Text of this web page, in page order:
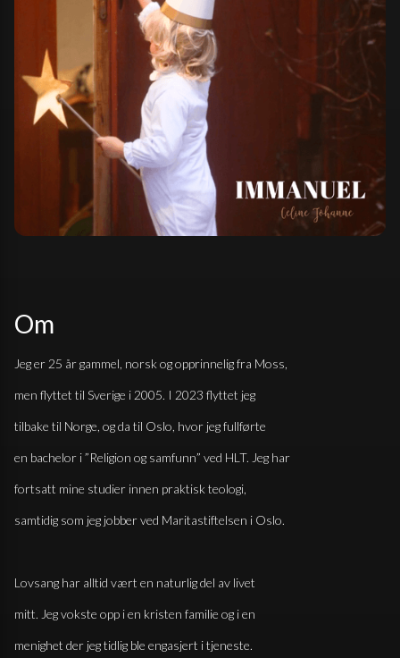
Om
Jeg er 25 år gammel, norsk og opprinnelig fra Moss,
men flyttet til Sverige i 2005. I 2023 flyttet jeg
tilbake til Norge, og da til Oslo, hvor jeg fullførte
en bachelor i ”Religion og samfunn” ved HLT. Jeg har
fortsatt mine studier innen praktisk teologi,
samtidig som jeg jobber ved Maritastiftelsen i Oslo.
Lovsang har alltid vært en naturlig del av livet
mitt. Jeg vokste opp i en kristen familie og i en
menighet der jeg tidlig ble engasjert i tjeneste.